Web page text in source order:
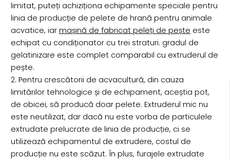
limitat, puteți achiziționa echipamente speciale pentru
linia de producție de pelete de hrană pentru animale
acvatice, iar mașină de fabricat peleți de pește este
echipat cu condiționator cu trei straturi. gradul de
gelatinizare este complet comparabil cu extruderul de
pește.
2. Pentru crescătorii de acvacultură, din cauza
limitărilor tehnologice și de echipament, aceștia pot,
de obicei, să producă doar pelete. Extruderul mic nu
este neutilizat, dar dacă nu este vorba de particulele
extrudate prelucrate de linia de producție, ci se
utilizează echipamentul de extrudere, costul de
producție nu este scăzut. În plus, furajele extrudate